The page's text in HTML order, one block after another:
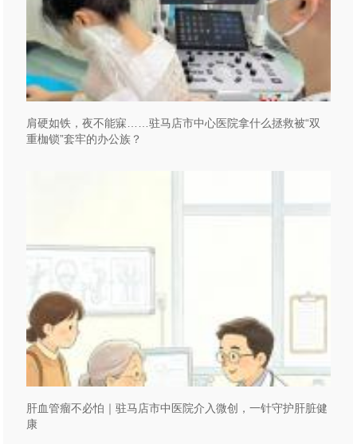
肩硬如铁，夜不能寐……驻马店市中心医院拿什么拯救被“双
重枷锁”套牢的办公族？
肝血管瘤不必怕｜驻马店市中医院介入微创，一针守护肝脏健
康